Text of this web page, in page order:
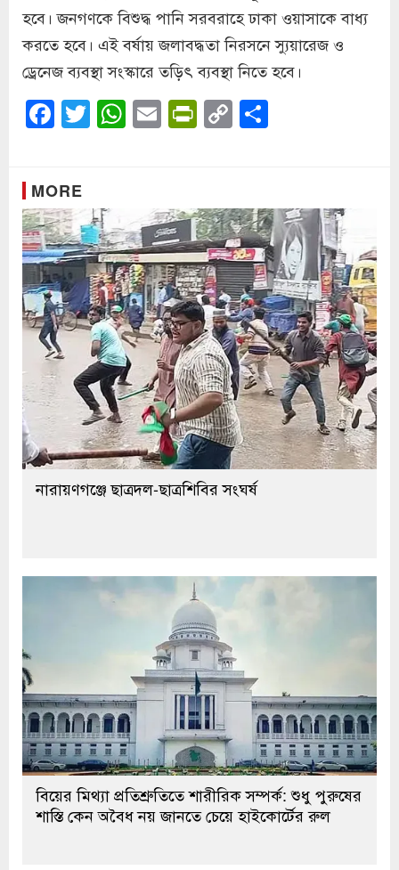
হবে। জনগণকে বিশুদ্ধ পানি সরবরাহে ঢাকা ওয়াসাকে বাধ্য
করতে হবে। এই বর্ষায় জলাবদ্ধতা নিরসনে স্যুয়ারেজ ও
ড্রেনেজ ব্যবস্থা সংস্কারে তড়িৎ ব্যবস্থা নিতে হবে।
Facebook
Twitter
WhatsApp
EmailPrintFriendly
Copy
Link
MORE
নারায়ণগঞ্জে ছাত্রদল-ছাত্রশিবির সংঘর্ষ
বিয়ের মিথ্যা প্রতিশ্রুতিতে শারীরিক সম্পর্ক: শুধু পুরুষের
শাস্তি কেন অবৈধ নয় জানতে চেয়ে হাইকোর্টের রুল